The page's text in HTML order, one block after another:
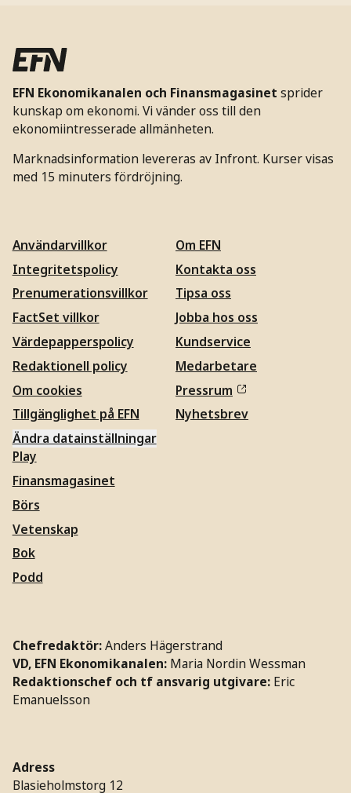
EFN Ekonomikanalen och Finansmagasinet sprider
kunskap om ekonomi. Vi vänder oss till den
ekonomiintresserade allmänheten.
Marknadsinformation levereras av Infront. Kurser visas
med 15 minuters fördröjning.
Användarvillkor
Integritetspolicy
Prenumerationsvillkor
FactSet villkor
Värdepapperspolicy
Redaktionell policy
Om cookies
Tillgänglighet på EFN
Ändra datainställningar
Om EFN
Kontakta oss
Tipsa oss
Jobba hos oss
Kundservice
Medarbetare
Pressrum
Nyhetsbrev
Play
Finansmagasinet
Börs
Vetenskap
Bok
Podd
Chefredaktör:Anders Hägerstrand
VD, EFN Ekonomikanalen: Maria Nordin Wessman
Redaktionschef och tf ansvarig utgivare: Eric
Emanuelsson
Adress
Blasieholmstorg 12